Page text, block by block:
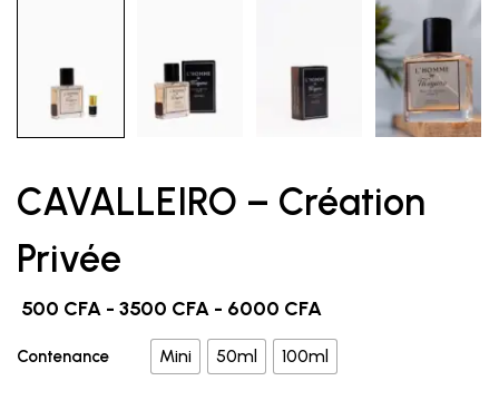
CAVALLEIRO – Création
Privée
500 CFA - 3500 CFA - 6000 CFA
Contenance Mini 50ml 100ml